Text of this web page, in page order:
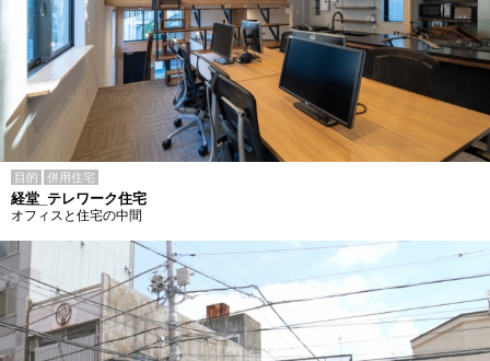
目的 併用住宅
経堂_テレワーク住宅
オフィスと住宅の中間